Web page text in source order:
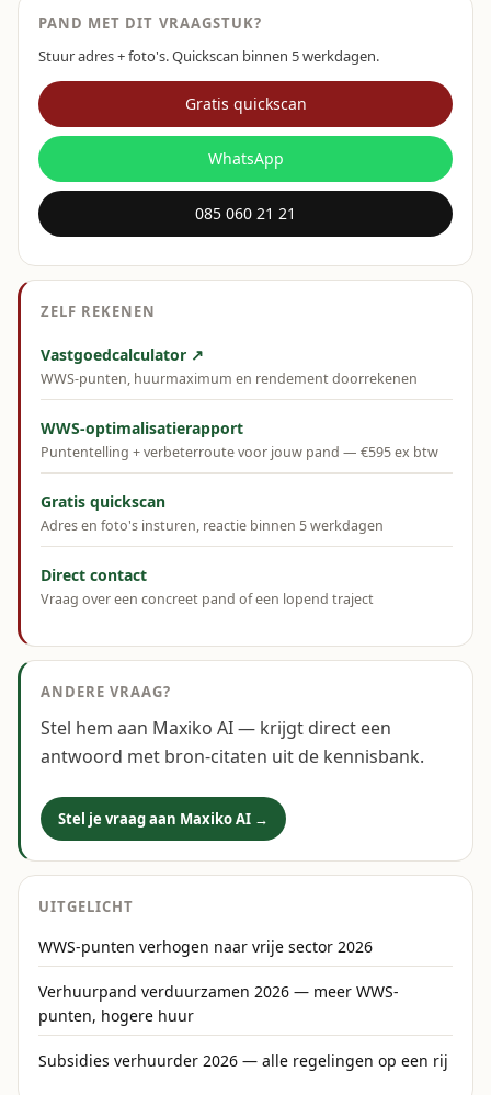
PAND MET DIT VRAAGSTUK?
Stuur adres + foto's. Quickscan binnen 5 werkdagen.
Gratis quickscan
WhatsApp
085 060 21 21
ZELF REKENEN
Vastgoedcalculator ↗
WWS-punten, huurmaximum en rendement doorrekenen
WWS-optimalisatierapport
Puntentelling + verbeterroute voor jouw pand — €595 ex btw
Gratis quickscan
Adres en foto's insturen, reactie binnen 5 werkdagen
Direct contact
Vraag over een concreet pand of een lopend traject
ANDERE VRAAG?
Stel hem aan Maxiko AI — krijgt direct een
antwoord met bron-citaten uit de kennisbank.
Stel je vraag aan Maxiko AI →
UITGELICHT
WWS-punten verhogen naar vrije sector 2026
Verhuurpand verduurzamen 2026 — meer WWS-
punten, hogere huur
Subsidies verhuurder 2026 — alle regelingen op een rij